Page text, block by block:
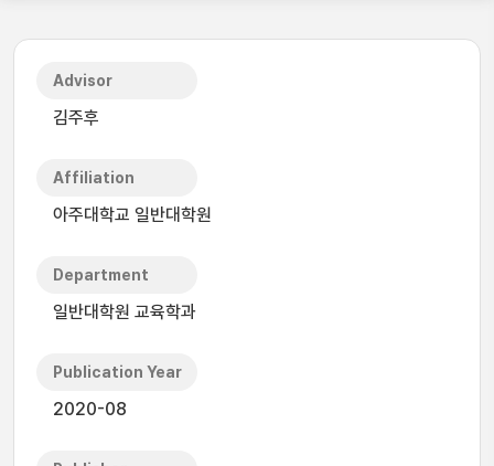
Advisor
김주후
Affiliation
아주대학교 일반대학원
Department
일반대학원 교육학과
Publication Year
2020-08